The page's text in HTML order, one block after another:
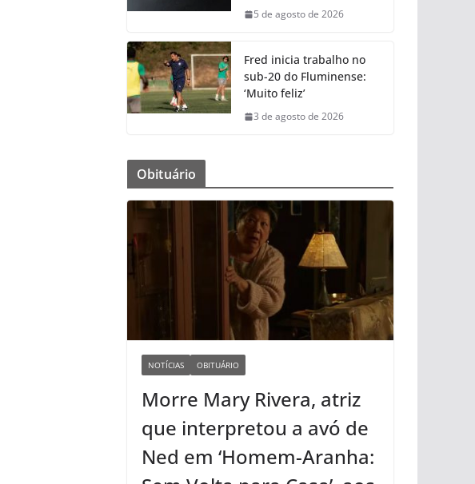
5 de agosto de 2026
Fred inicia trabalho no
sub-20 do Fluminense:
‘Muito feliz’
3 de agosto de 2026
Obituário
NOTÍCIAS OBITUÁRIO
Morre Mary Rivera, atriz
que interpretou a avó de
Ned em ‘Homem-Aranha: